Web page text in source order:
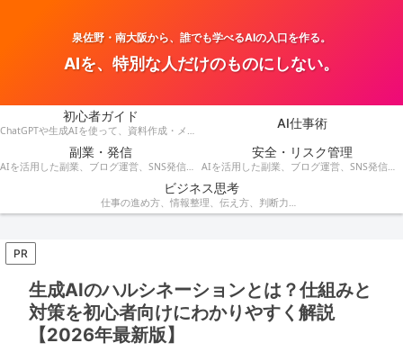
泉佐野・南大阪から、誰でも学べるAIの入口を作る。
AIを、特別な人だけのものにしない。
初心者ガイド
ChatGPTや生成AIを使って、資料作成・メール・会議・業務改善を効率化する方法を紹介します。
AI仕事術
副業・発信
AIを活用した副業、ブログ運営、SNS発信、収益化のアイデアを発信します。
安全・リスク管理
AIを活用した副業、ブログ運営、SNS発信、コンテンツ作成、収益化の方法を紹介します。
ビジネス思考
仕事の進め方、情報整理、伝え方、判断力など、AI時代に役立つビジネス思考を解説します。
PR
生成AIのハルシネーションとは？仕組みと
対策を初心者向けにわかりやすく解説
【2026年最新版】